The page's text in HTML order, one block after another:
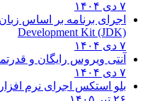
اجرای برنامه بر اساس زبان
Development Kit (JDK)
آنتی ویروس رایگان و قدرتمند
بلو استکس اجرای نرم افزار